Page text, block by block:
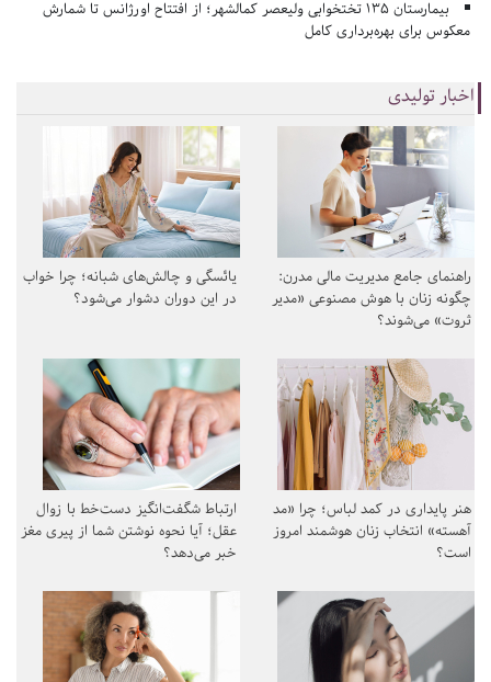
بیمارستان ۱۳۵ تختخوابی ولیعصر کمالشهر؛ از افتتاح اورژانس تا شمارش
معکوس برای بهره‌برداری کامل
اخبار تولیدی
راهنمای جامع مدیریت مالی مدرن:
چگونه زنان با هوش مصنوعی «مدیر
ثروت» می‌شوند؟
یائسگی و چالش‌های شبانه؛ چرا خواب
در این دوران دشوار می‌شود؟
هنر پایداری در کمد لباس؛ چرا «مد
آهسته» انتخاب زنان هوشمند امروز
است؟
ارتباط شگفت‌انگیز دست‌خط با زوال
عقل؛ آیا نحوه نوشتن شما از پیری مغز
خبر می‌دهد؟